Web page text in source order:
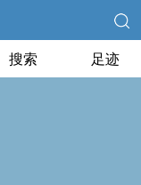
搜索 足迹